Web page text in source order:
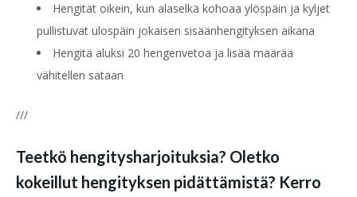
Hengität oikein, kun alaselkä kohoaa ylöspäin ja kyljet
pullistuvat ulospäin jokaisen sisäänhengityksen aikana
Hengitä aluksi 20 hengenvetoa ja lisää määrää
vähitellen sataan
///
Teetkö hengitysharjoituksia? Oletko
kokeillut hengityksen pidättämistä? Kerro